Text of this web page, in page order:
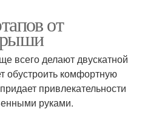
от
всего делают двускатной
обустроить комфортную
привлекательности
руками.